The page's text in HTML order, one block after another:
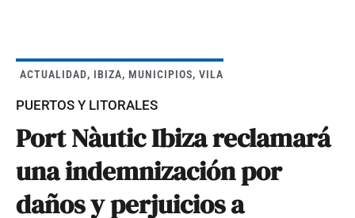
ACTUALIDAD, IBIZA, MUNICIPIOS, VILA
PUERTOS Y LITORALES
Port Nàutic Ibiza reclamará
una indemnización por
daños y perjuicios a